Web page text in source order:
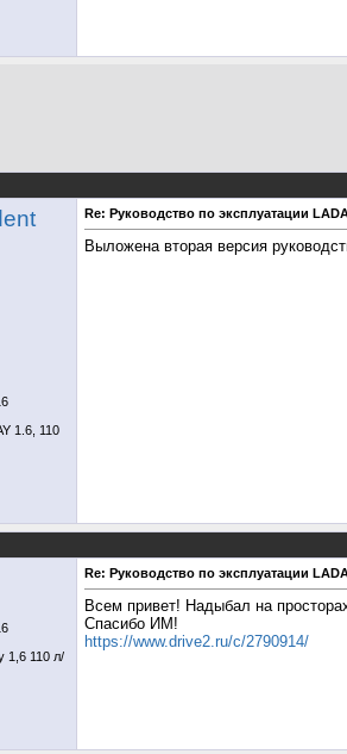
1.6, 110
Re: Руководство по эксплуатации
Выложена вторая версия
1,6 110 л/
Re: Руководство по эксплуатации
Всем привет! Надыбал на
Спасибо ИМ!
https://www.drive2.ru/c/2790914/